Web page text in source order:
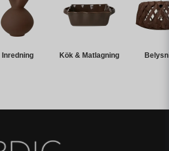
Inredning Kök & Matlagning